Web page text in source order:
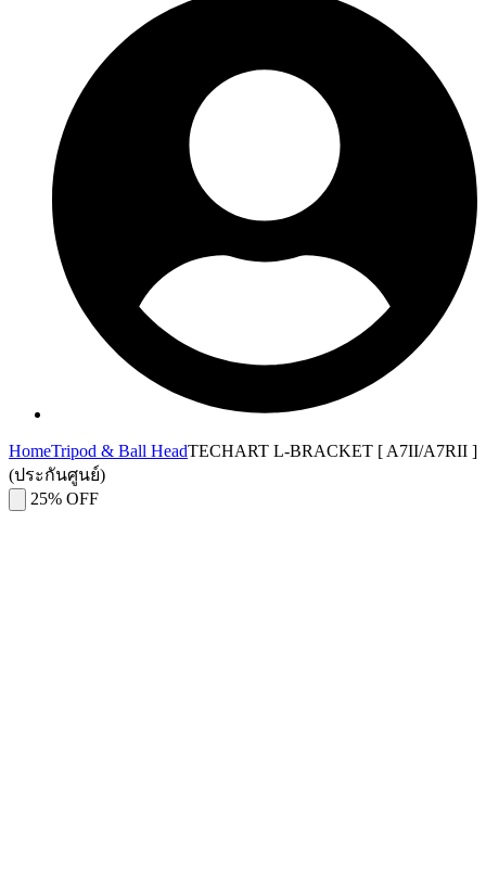
HomeTripod & Ball HeadTECHART L-BRACKET [ A7II/A7RII ]
(ประกันศูนย์)
25% OFF